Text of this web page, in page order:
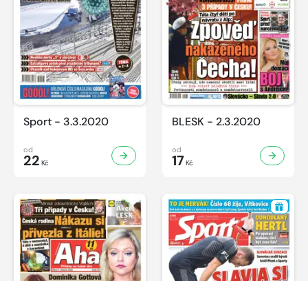
Sport - 3.3.2020
od
22 Kč
BLESK - 2.3.2020
od
17 Kč